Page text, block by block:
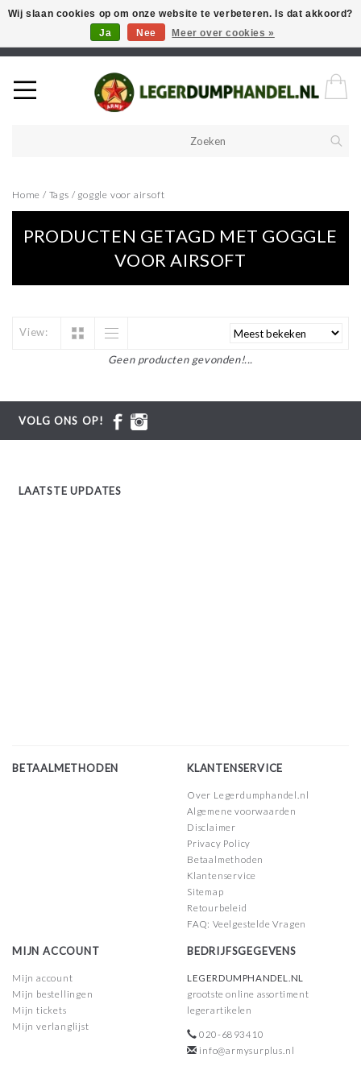
Welkom in onze webshop! Als u een product zoekt en deze niet kan
vinden in de webwinkel, neem vooral contact op!
Home / Tags / goggle voor airsoft
PRODUCTEN GETAGD MET GOGGLE
VOOR AIRSOFT
View:
Geen producten gevonden!...
VOLG ONS OP!
LAATSTE UPDATES
BETAALMETHODEN KLANTENSERVICE
Over Legerdumphandel.nl
Algemene voorwaarden
Disclaimer
Privacy Policy
Betaalmethoden
Klantenservice
Sitemap
Retourbeleid
FAQ: Veelgestelde Vragen
MIJN ACCOUNT
Mijn account
Mijn bestellingen
Mijn tickets
Mijn verlanglijst
BEDRIJFSGEGEVENS
LEGERDUMPHANDEL.NL
grootste online assortiment
legerartikelen
020-6893410
info@armysurplus.nl
Wij slaan cookies op om onze website te verbeteren. Is dat akkoord?
Ja
Nee Meer over cookies »